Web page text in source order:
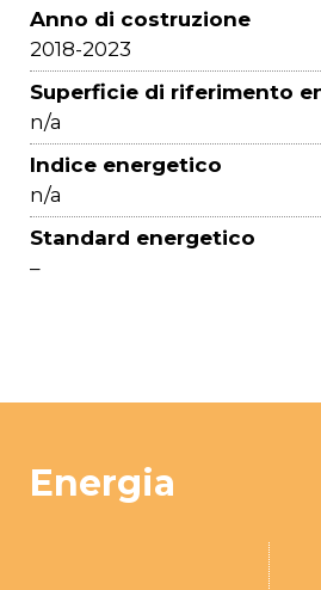
Anno di costruzione
2018-2023
Superficie di riferimento
n/a
Indice energetico
n/a
Standard energetico
–
Energia